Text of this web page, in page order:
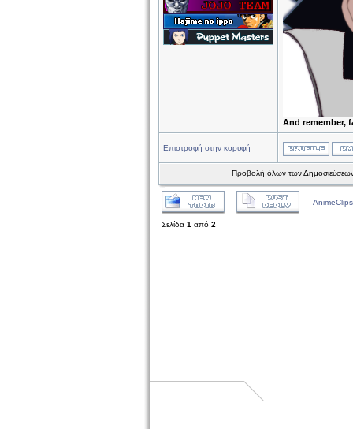
And remember,
Επιστροφή στην κορυφή
Προβολή όλων των
Σελίδα 1 από 2